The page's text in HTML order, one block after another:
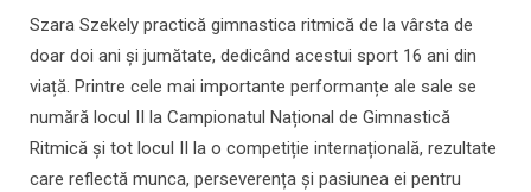
Szara Szekely practică gimnastica ritmică de la vârsta de
doar doi ani și jumătate, dedicând acestui sport 16 ani din
viață. Printre cele mai importante performanțe ale sale se
numără locul II la Campionatul Național de Gimnastică
Ritmică și tot locul II la o competiție internațională, rezultate
care reflectă munca, perseverența și pasiunea ei pentru